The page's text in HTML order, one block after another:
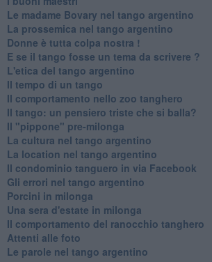
Le madame Bovary nel tango argentino
La prossemica nel tango argentino
Donne è tutta colpa nostra !
E se il tango fosse un tema da scrivere ?
L'etica del tango argentino
Il tempo di un tango
Il comportamento nello zoo tanghero
Il tango: un pensiero triste che si balla?
Il "pippone" pre-milonga
La cultura nel tango argentino
La location nel tango argentino
Il condominio tanguero in via Facebook
Gli errori nel tango argentino
Porcini in milonga
Una sera d'estate in milonga
Il comportamento del ranocchio tanghero
Attenti alle foto
Le parole nel tango argentino